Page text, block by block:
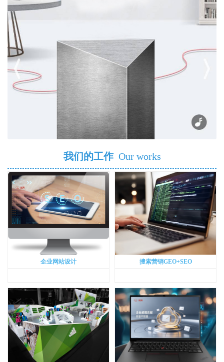
我们的工作 Our works
企业网站设计 搜索营销GEO+SEO